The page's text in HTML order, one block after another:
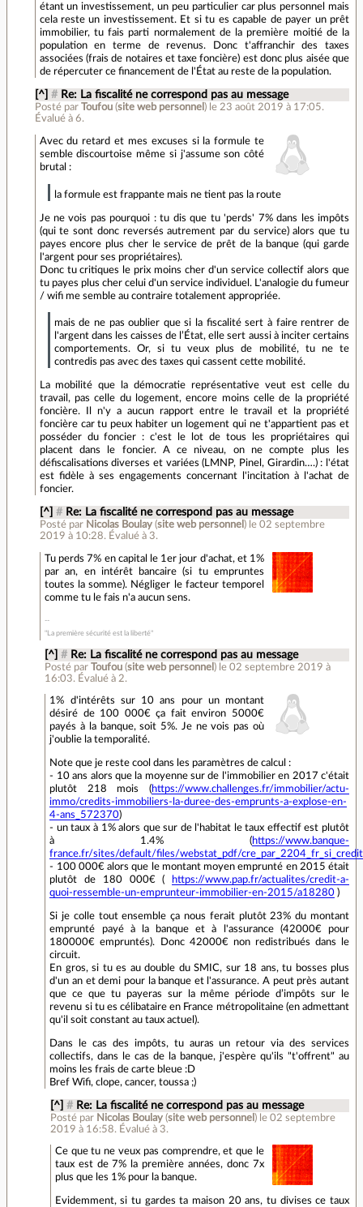
étant un investissement, un peu particulier car plus personnel mais
cela reste un investissement. Et si tu es capable de payer un prêt
immobilier, tu fais parti normalement de la première moitié de la
population en terme de revenus. Donc t'affranchir des taxes
associées (frais de notaires et taxe foncière) est donc plus aisée que
de répercuter ce financement de l'État au reste de la population.
[^] # Re: La fiscalité ne correspond pas au message
Posté par Toufou(site web personnel ) le 23 août 2019 à 17:05.
Évalué à 6.
Avec du retard et mes excuses si la formule te
semble discourtoise même si j'assume son côté
brutal :
la formule est frappante mais ne tient pas la route
Je ne vois pas pourquoi : tu dis que tu 'perds' 7% dans les impôts
(qui te sont donc reversés autrement par du service) alors que tu
payes encore plus cher le service de prêt de la banque (qui garde
l'argent pour ses propriétaires).
Donc tu critiques le prix moins cher d'un service collectif alors que
tu payes plus cher celui d'un service individuel. L'analogie du fumeur
/ wifi me semble au contraire totalement appropriée.
mais de ne pas oublier que si la fiscalité sert à faire rentrer de
l'argent dans les caisses de l’État, elle sert aussi à inciter certains
comportements. Or, si tu veux plus de mobilité, tu ne te
contredis pas avec des taxes qui cassent cette mobilité.
La mobilité que la démocratie représentative veut est celle du
travail, pas celle du logement, encore moins celle de la propriété
foncière. Il n'y a aucun rapport entre le travail et la propriété
foncière car tu peux habiter un logement qui ne t'appartient pas et
posséder du foncier : c'est le lot de tous les propriétaires qui
placent dans le foncier. A ce niveau, on ne compte plus les
défiscalisations diverses et variées (LMNP, Pinel, Girardin….) : l'état
est fidèle à ses engagements concernant l'incitation à l'achat de
foncier.
[^] # Re: La fiscalité ne correspond pas au message
Posté par Nicolas Boulay(site web personnel ) le 02 septembre
2019 à 10:28. Évalué à 3.
Tu perds 7% en capital le 1er jour d'achat, et 1%
par an, en intérêt bancaire (si tu empruntes
toutes la somme). Négliger le facteur temporel
comme tu le fais n'a aucun sens.
"La première sécurité est la liberté"
[^] # Re: La fiscalité ne correspond pas au message
Posté parToufou (site web personnel ) le 02 septembre 2019 à
16:03. Évalué à 2.
1% d'intérêts sur 10 ans pour un montant
désiré de 100 000€ ça fait environ 5000€
payés à la banque, soit 5%. Je ne vois pas où
j'oublie la temporalité.
Note que je reste cool dans les paramètres de calcul :
- 10 ans alors que la moyenne sur de l'immobilier en 2017 c'était
plutôt 218 mois (https://www.challenges.fr/immobilier/actu-
immo/credits-immobiliers-la-duree-des-emprunts-a-explose-en-
4-ans_572370)
- un taux à 1% alors que sur de l'habitat le taux effectif est plutôt
à 1.4% (https://www.banque-
france.fr/sites/default/files/webstat_pdf/
- 100 000€ alors que le montant moyen emprunté en 2015 était
plutôt de 180 000€ (
https://www.pap.fr/actualites/credit-a-
quoi-ressemble-un-emprunteur-immobilier-en-2015/a18280 )
Si je colle tout ensemble ça nous ferait plutôt 23% du montant
emprunté payé à la banque et à l'assurance (42000€ pour
180000€ empruntés). Donc 42000€ non redistribués dans le
circuit.
En gros, si tu es au double du SMIC, sur 18 ans, tu bosses plus
d'un an et demi pour la banque et l'assurance. A peut près autant
que ce que tu payeras sur la même période d’impôts sur le
revenu si tu es célibataire en France métropolitaine (en admettant
qu'il soit constant au taux actuel).
Dans le cas des impôts, tu auras un retour via des services
collectifs, dans le cas de la banque, j'espère qu'ils "t'offrent" au
moins les frais de carte bleue :D
Bref Wifi, clope, cancer, toussa ;)
[^] # Re: La fiscalité ne correspond pas au message
Posté par Nicolas Boulay(site web personnel ) le 02 septembre
2019 à 16:58. Évalué à 3.
Ce que tu ne veux pas comprendre, et que le
taux est de 7% la première années, donc 7x
plus que les 1% pour la banque.
Evidemment, si tu gardes ta maison 20 ans, tu divises ce taux